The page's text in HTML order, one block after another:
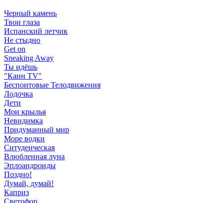
Черный камень
Твои глаза
Испанский летчик
Не стыдно
Get on
Sneaking Away
Ты идёшь
"Каин TV"
Беспонтовые Телодвижения
Лодочка
Дети
Мои крылья
Невидимка
Придуманный мир
Море водки
Ситуденческая
Влюбленная луна
Эплоандроиды
Поздно!
Думай, думай!
Каприз